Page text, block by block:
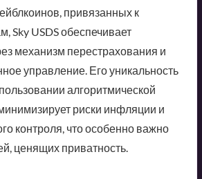
привязанных к
Sky USDS обеспечивает
механизм перестрахования и
управление. Его уникальность
алгоритмической
риски инфляции и
контроля, что особенно важно
ценящих приватность.